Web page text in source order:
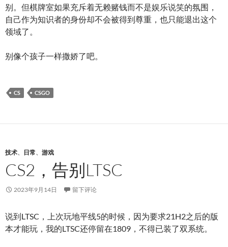
别。但棋牌室如果充斥着无赖赌钱而不是娱乐说笑的氛围，
自己作为知识者的身份却不会被得到尊重，也只能退出这个
领域了。
别像个孩子一样撒娇了吧。
CS CSGO
技术、 日常、 游戏
CS2，告别LTSC
2023年9月14日 留下评论
说到LTSC，上次玩地平线5的时候，因为要求21H2之后的版
本才能玩，我的LTSC还停留在1809，不得已装了双系统。